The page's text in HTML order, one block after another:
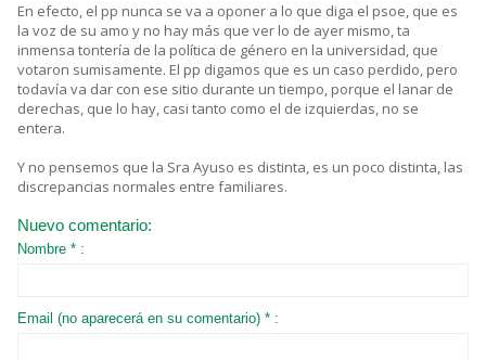
En efecto, el pp nunca se va a oponer a lo que diga el psoe, que es
la voz de su amo y no hay más que ver lo de ayer mismo, ta
inmensa tontería de la política de género en la universidad, que
votaron sumisamente. El pp digamos que es un caso perdido, pero
todavía va dar con ese sitio durante un tiempo, porque el lanar de
derechas, que lo hay, casi tanto como el de izquierdas, no se
entera.
Y no pensemos que la Sra Ayuso es distinta, es un poco distinta, las
discrepancias normales entre familiares.
Nuevo comentario:
Nombre * :
Email (no aparecerá en su comentario) * :